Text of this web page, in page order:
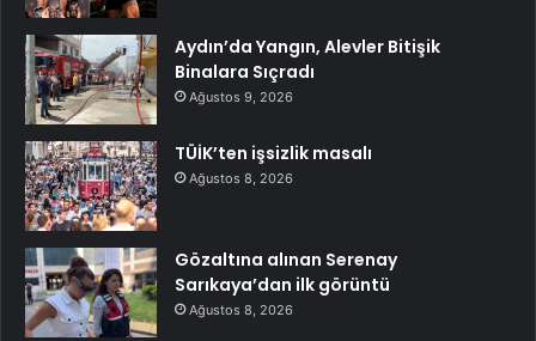
Aydın’da Yangın, Alevler Bitişik
Binalara Sıçradı
Ağustos 9, 2026
TÜİK’ten işsizlik masalı
Ağustos 8, 2026
Gözaltına alınan Serenay
Sarıkaya’dan ilk görüntü
Ağustos 8, 2026